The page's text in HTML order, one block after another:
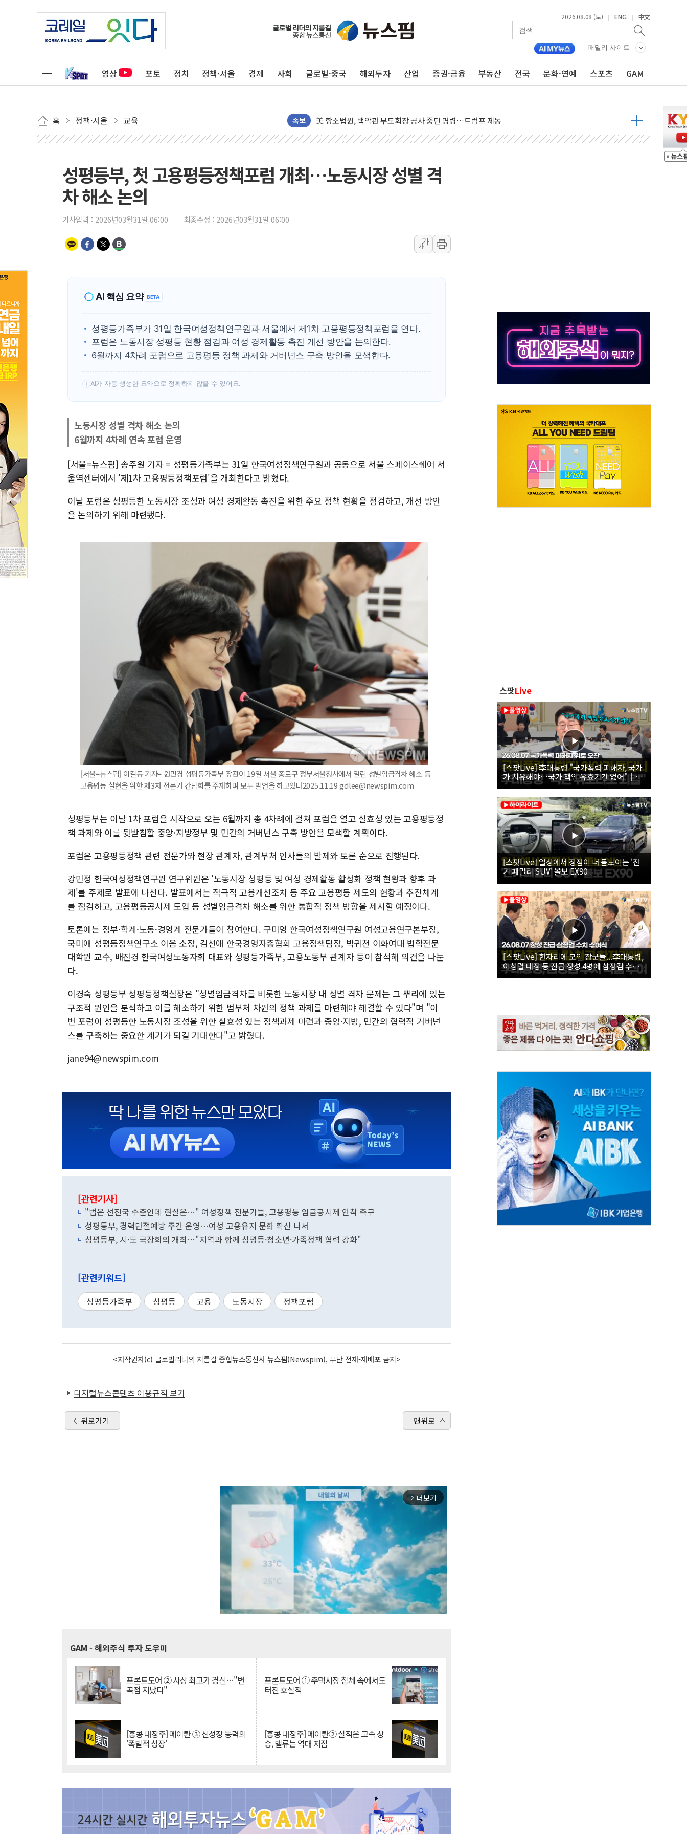
2026.08.08 (토) | ENG | 中文
패밀리 사이트
영상 포토 정치 정책·서울 경제 사회 글로벌·중국 해외투자 산업 증권·금융 부동산 전국 문화·연예 스포츠 GAM
홈 정책·서울 교육 속보
[종합] 이슬람 수니파 3국, '공동방위협정' 체결… 이스라엘·이란 위협에 맞설 자체 억지력 강화
美 항소법원, 백악관 무도회장 공사 중단 명령…트럼프 제동
이란의 핵심 원유 수출항 '하르그섬', 최근 1주일 이상 '올스톱'… 美 해상봉쇄 영향
[AI MY 뉴스] 뉴욕 반도체주 프리뷰...美 고용 쇼크에 반도체주 '활짝'
뉴욕증시 프리뷰, 美 고용 쇼크에 금리 인상 우려 후퇴…나스닥 선물 1%대 상승
보훈부, 미 DPAA와 MOU… "6·25 미군 실종자 7359명 끝까지 찾겠다"
트럼프 "금리 내려야"…파월 때와 달리 워시엔 톤 낮춰
[사진] 빈살만과 에르도안의 만남
이란와이어 "이란 최고지도자 위독…곧 사망해도 놀랍지 않아"
남동발전, 해남군에 국내 최대 규모 400MW 태양광 착공…여의도 1.6배 규모
[인도증시] 중동 불안 속 유가 상승에 소폭 하락...금융주 낙폭 커
성평등부, 첫 고용평등정책포럼 개최…노동시장 성별 격
차 해소 논의
기사입력 : 2026년03월31일 06:00 최종수정 : 2026년03월31일 06:00
가
가
AI 핵심 요약 BETA
성평등가족부가 31일 한국여성정책연구원과 서울에서 제1차 고용평등정책포럼을 연다.
포럼은 노동시장 성평등 현황 점검과 여성 경제활동 촉진 개선 방안을 논의한다.
6월까지 4차례 포럼으로 고용평등 정책 과제와 거버넌스 구축 방안을 모색한다.
! AI가 자동 생성한 요약으로 정확하지 않을 수 있어요.
노동시장 성별 격차 해소 논의
6월까지 4차례 연속 포럼 운영
[서울=뉴스핌] 송주원 기자 = 성평등가족부는 31일 한국여성정책연구원과 공동으로 서울 스페이스쉐어 서
울역센터에서 '제1차 고용평등정책포럼'을 개최한다고 밝혔다.
이날 포럼은 성평등한 노동시장 조성과 여성 경제활동 촉진을 위한 주요 정책 현황을 점검하고, 개선 방안
을 논의하기 위해 마련됐다.
[서울=뉴스핌] 이길동 기자= 원민경 성평등가족부 장관이 19일 서울 종로구 정부서울청사에서 열린 성별임금격차 해소 등
고용평등 실현을 위한 제3차 전문가 간담회를 주재하며 모두 발언을 하고있다2025.11.19 gdlee@newspim.com
성평등부는 이날 1차 포럼을 시작으로 오는 6월까지 총 4차례에 걸쳐 포럼을 열고 실효성 있는 고용평등정
책 과제와 이를 뒷받침할 중앙·지방정부 및 민간의 거버넌스 구축 방안을 모색할 계획이다.
포럼은 고용평등정책 관련 전문가와 현장 관계자, 관계부처 인사들의 발제와 토론 순으로 진행된다.
강민정 한국여성정책연구원 연구위원은 '노동시장 성평등 및 여성 경제활동 활성화 정책 현황과 향후 과
제'를 주제로 발표에 나선다. 발표에서는 적극적 고용개선조치 등 주요 고용평등 제도의 현황과 추진체계
를 점검하고, 고용평등공시제 도입 등 성별임금격차 해소를 위한 통합적 정책 방향을 제시할 예정이다.
토론에는 정부·학계·노동·경영계 전문가들이 참여한다. 구미영 한국여성정책연구원 여성고용연구본부장,
국미애 성평등정책연구소 이음 소장, 김선애 한국경영자총협회 고용정책팀장, 박귀천 이화여대 법학전문
대학원 교수, 배진경 한국여성노동자회 대표와 성평등가족부, 고용노동부 관계자 등이 참석해 의견을 나눈
다.
이경숙 성평등부 성평등정책실장은 "성별임금격차를 비롯한 노동시장 내 성별 격차 문제는 그 뿌리에 있는
구조적 원인을 분석하고 이를 해소하기 위한 범부처 차원의 정책 과제를 마련해야 해결할 수 있다"며 "이
번 포럼이 성평등한 노동시장 조성을 위한 실효성 있는 정책과제 마련과 중앙·지방, 민간의 협력적 거버넌
스를 구축하는 중요한 계기가 되길 기대한다"고 밝혔다.
jane94@newspim.com
[관련기사]
"법은 선진국 수준인데 현실은…" 여성정책 전문가들, 고용평등 임금공시제 안착 촉구
성평등부, 경력단절예방 주간 운영…여성 고용유지 문화 확산 나서
성평등부, 시·도 국장회의 개최…"지역과 함께 성평등·청소년·가족정책 협력 강화"
[관련키워드]
성평등가족부 성평등 고용 노동시장 정책포럼
<저작권자(c) 글로벌리더의 지름길 종합뉴스통신사 뉴스핌(Newspim), 무단 전재-재배포 금지>
디지털뉴스콘텐츠 이용규칙 보기
뒤로가기 맨위로
arrow_forward_ios 더보기
GAM - 해외주식 투자 도우미
프론트도어 ② 사상 최고가 경신…"변
곡점 지났다"
프론트도어 ① 주택시장 침체 속에서도
터진 호실적
[홍콩 대장주] 메이퇀 ③ 신성장 동력의
'폭발적 성장'
[홍콩 대장주] 메이퇀② 실적은 고속 상
승, 밸류는 역대 저점
스팟Live
[스팟Live] 李대통령 "국가폭력 피해자, 국가
가 치유해야…국가 책임 유효기간 없어"｜
26.08.07 국가폭력 피해자 위로 오찬
[스팟Live] 일상에서 장점이 더 돋보이는 '전
기 패밀리 SUV' 볼보 EX90
[스팟Live] 한자리에 모인 장군들...李대통령,
이상렬 대장 등 진급 장성 4명에 삼정검 수치
직접 수여｜26.08.07 장성 진급·삼정검 수치